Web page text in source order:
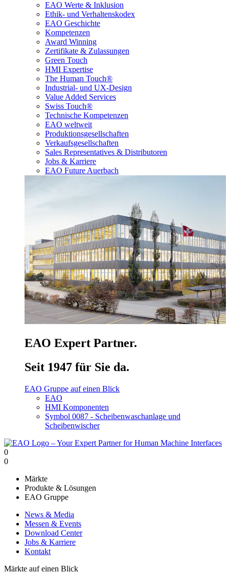
EAO Werte & Inklusion
Ethik- und Verhaltenskodex
EAO Geschichte
Kompetenzen
Award Winning
Zertifikate & Zulassungen
Green Touch
HMI Expertise
The Human Touch®
Industrial- und UX-Design
Value Added Services
Swiss Touch®
Technische Kompetenzen
EAO weltweit
Produktionsgesellschaften
Verkaufsgesellschaften
Sales Representatives & Distributoren
Jobs & Karriere
EAO Future Auerbach
EAO Expert Partner.
Seit 1947 für Sie da.
EAO Gruppe auf einen Blick
EAO
HMI Komponenten
Symbol 0087 - Scheibenwaschanlage und
Scheibenwischer
0
0
Märkte
Produkte & Lösungen
EAO Gruppe
News & Media
Messen & Events
Download Center
Jobs & Karriere
Kontakt
Märkte auf einen Blick